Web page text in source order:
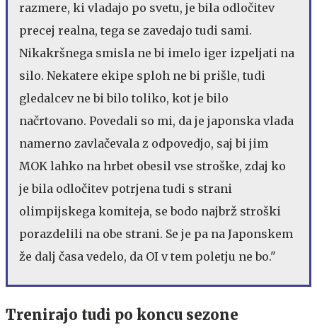
razmere, ki vladajo po svetu, je bila odločitev
precej realna, tega se zavedajo tudi sami.
Nikakršnega smisla ne bi imelo iger izpeljati na
silo. Nekatere ekipe sploh ne bi prišle, tudi
gledalcev ne bi bilo toliko, kot je bilo
načrtovano. Povedali so mi, da je japonska vlada
namerno zavlačevala z odpovedjo, saj bi jim
MOK lahko na hrbet obesil vse stroške, zdaj ko
je bila odločitev potrjena tudi s strani
olimpijskega komiteja, se bodo najbrž stroški
porazdelili na obe strani. Se je pa na Japonskem
že dalj časa vedelo, da OI v tem poletju ne bo."
Trenirajo tudi po koncu sezone